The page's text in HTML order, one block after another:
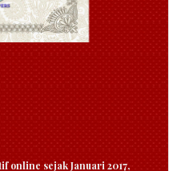
online sejak Januari 2017,